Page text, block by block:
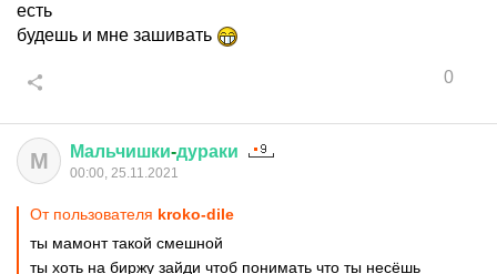
есть
будешь и мне зашивать
0
М Мальчишки-дураки
00:00, 25.11.2021
От пользователя kroko-dile
ты мамонт такой смешной
ты хоть на биржу зайди чтоб понимать что ты несёшь